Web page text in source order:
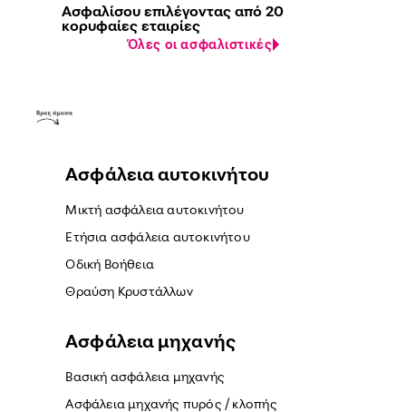
Ασφαλίσου επιλέγοντας από 20
κορυφαίες εταιρίες
Όλες οι ασφαλιστικές
Ασφάλεια αυτοκινήτου
Μικτή ασφάλεια αυτοκινήτου
Ετήσια ασφάλεια αυτοκινήτου
Οδική Βοήθεια
Θραύση Κρυστάλλων
Ασφάλεια μηχανής
Βασική ασφάλεια μηχανής
Ασφάλεια μηχανής πυρός / κλοπής